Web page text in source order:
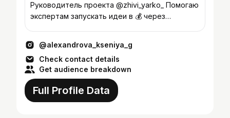
Руководитель проекта @zhivi_yarko_ Помогаю
экспертам запускать идеи в 💰 через
@alexandrova_kseniya_g
Check contact details
Get audience breakdown
Full Profile Data